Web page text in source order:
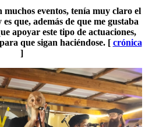
muchos eventos, tenía muy claro el
que, además de que me gustaba
apoyar este tipo de actuaciones,
que sigan haciéndose. [ crónica
]